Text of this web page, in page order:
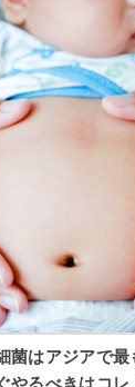
菌はアジアで
やるべきはコレ